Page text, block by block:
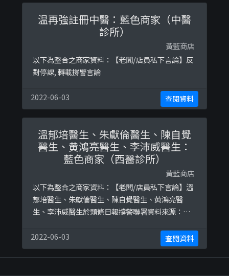
https://ibb.co/5k4sc6Bhttps://ibb.co/jG5dRnR
https://ib ...
温再強註冊中醫：藍色商家（中醫
診所）
黃藍商店
以下為整合之商家資料：【老闆/店員私下言論】反
對停課, 轉載撐警言論
2022-06-03 查閱資料
溫郁培醫生、朱獻倫醫生、陳自覺
醫生、黄鴻亮醫生、李沛威醫生：
藍色商家（西醫診所）
黃藍商店
以下為整合之商家資料：【老闆/店員私下言論】溫
郁培醫生、朱獻倫醫生、陳自覺醫生、黄鴻亮醫
生、李沛威醫生於頭條日報撐警聯署資料來源：
2022-06-03
查閱資料